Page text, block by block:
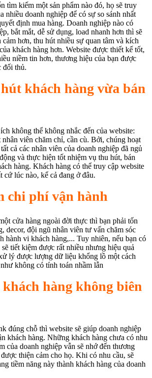
tìm kiếm một sản phẩm nào đó, họ sẽ truy
nhiều doanh nghiệp để có sự so sánh nhất
định mua hàng. Doanh nghiệp nào có
bắt mắt, dễ sử dụng, load nhanh hơn thì sẽ
hơn, thu hút nhiều sự quan tâm và kích
khách hàng hơn. Website được thiết kế tốt,
niềm tin hơn, thương hiệu của bạn được
đối thủ.
khách hàng vừa bán
không thể không nhắc đến của website:
viên chăm chỉ, cần cù. Bởi, chúng hoạt
cả các nhân viên của doanh nghiệp đã ngủ
và thực hiện tốt nhiệm vụ thu hút, bán
hàng. Khách hàng có thể truy cập website
cứ lúc nào, kể cả đang ở đâu.
chi phí vận hành
cửa hàng ngoài đời thực thì bạn phải tốn
decor, đội ngũ nhân viên tư vấn chăm sóc
hành vi khách hàng,... Tuy nhiên, nếu bạn có
tiết kiệm được rất nhiều nhưng hiệu quả
lý được lượng dữ liệu khổng lồ một cách
không có tính toán nhầm lẫn
khách hàng không biên
đúng chỗ thì website sẽ giúp doanh nghiệp
khách hàng. Những khách hàng chưa có nhu
của doanh nghiệp vẫn sẽ nhớ đến thương
thiện cảm cho họ. Khi có nhu cầu, sẽ
tiềm năng này thành khách hàng của doanh